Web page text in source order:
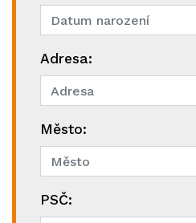
Adresa:
Město:
PSČ: